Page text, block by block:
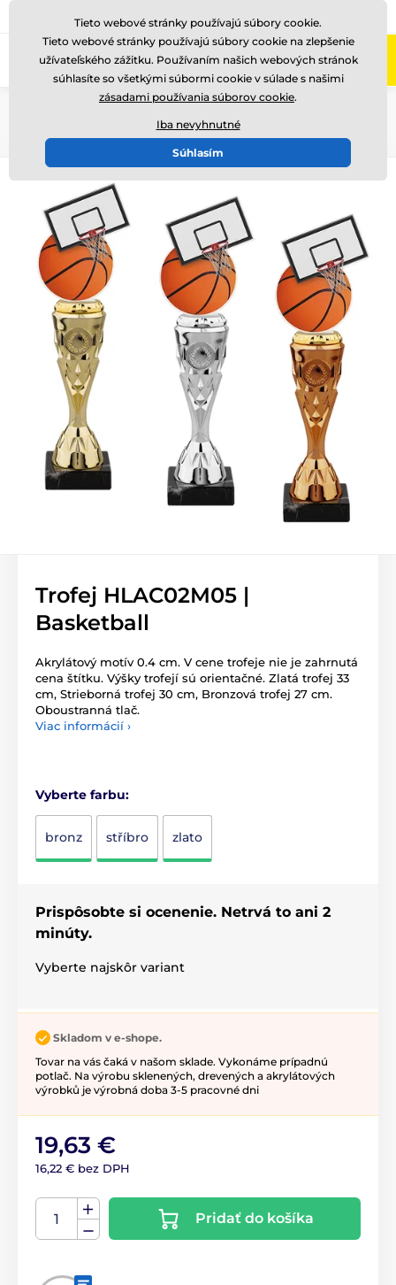
Zavolajte nám (Po-Pi 8-17) +421220255160
Trofej HLAC02M05 |
Basketball
Akrylátový motív 0.4 cm. V cene trofeje nie je zahrnutá
cena štítku. Výšky trofejí sú orientačné. Zlatá trofej 33
cm, Strieborná trofej 30 cm, Bronzová trofej 27 cm.
Oboustranná tlač.
Viac informácií ›
Vyberte farbu:
bronz stříbro zlato
Prispôsobte si ocenenie. Netrvá to ani 2
minúty.
Vyberte najskôr variant
Skladom v e-shope.
Tovar na vás čaká v našom sklade. Vykonáme prípadnú
potlač. Na výrobu sklenených, drevených a akrylátových
výrobků je výrobná doba 3-5 pracovné dni
19,63 €
16,22 € bez DPH
Pridať do košíka
Tieto webové stránky používajú súbory cookie.
Tieto webové stránky používajú súbory cookie na zlepšenie
užívateľského zážitku. Používaním našich webových stránok
súhlasíte so všetkými súbormi cookie v súlade s našimi
zásadami používania súborov cookie.
Iba nevyhnutné
Súhlasím